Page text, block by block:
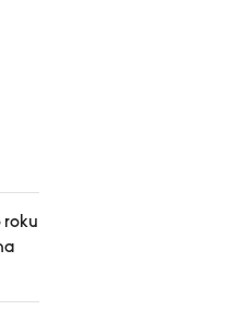
roku